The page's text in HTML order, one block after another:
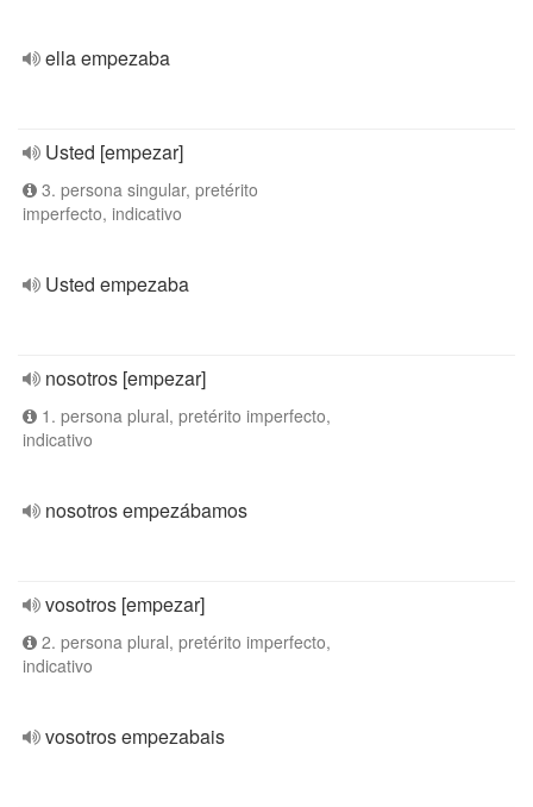
ella empezaba
Usted [empezar]
3. persona singular, pretérito
imperfecto, indicativo
Usted empezaba
nosotros [empezar]
1. persona plural, pretérito imperfecto,
indicativo
nosotros empezábamos
vosotros [empezar]
2. persona plural, pretérito imperfecto,
indicativo
vosotros empezabais